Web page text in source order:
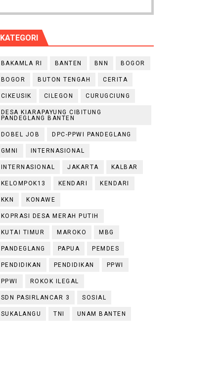
KATEGORI
BAKAMLA RI BANTEN BNN BOGOR
BOGOR BUTON TENGAH CERITA
CIKEUSIK CILEGON CURUGCIUNG
DESA KIARAPAYUNG CIBITUNG
PANDEGLANG BANTEN
DOBEL JOB DPC-PPWI PANDEGLANG
GMNI INTERNASIONAL
INTERNASIONAL JAKARTA KALBAR
KELOMPOK13 KENDARI KENDARI
KKN KONAWE
KOPRASI DESA MERAH PUTIH
KUTAI TIMUR MAROKO MBG
PANDEGLANG PAPUA PEMDES
PENDIDIKAN PENDIDIKAN PPWI
PPWI ROKOK ILEGAL
SDN PASIRLANCAR 3 SOSIAL
SUKALANGU TNI UNAM BANTEN